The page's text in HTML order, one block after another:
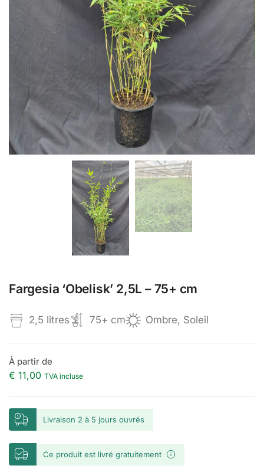
Fargesia ‘Obelisk’ 2,5L – 75+ cm
2,5 litres 75+ cm Ombre, Soleil
À partir de
€ 11,00 TVA incluse
Livraison 2 à 5 jours ouvrés
Ce produit est livré gratuitement